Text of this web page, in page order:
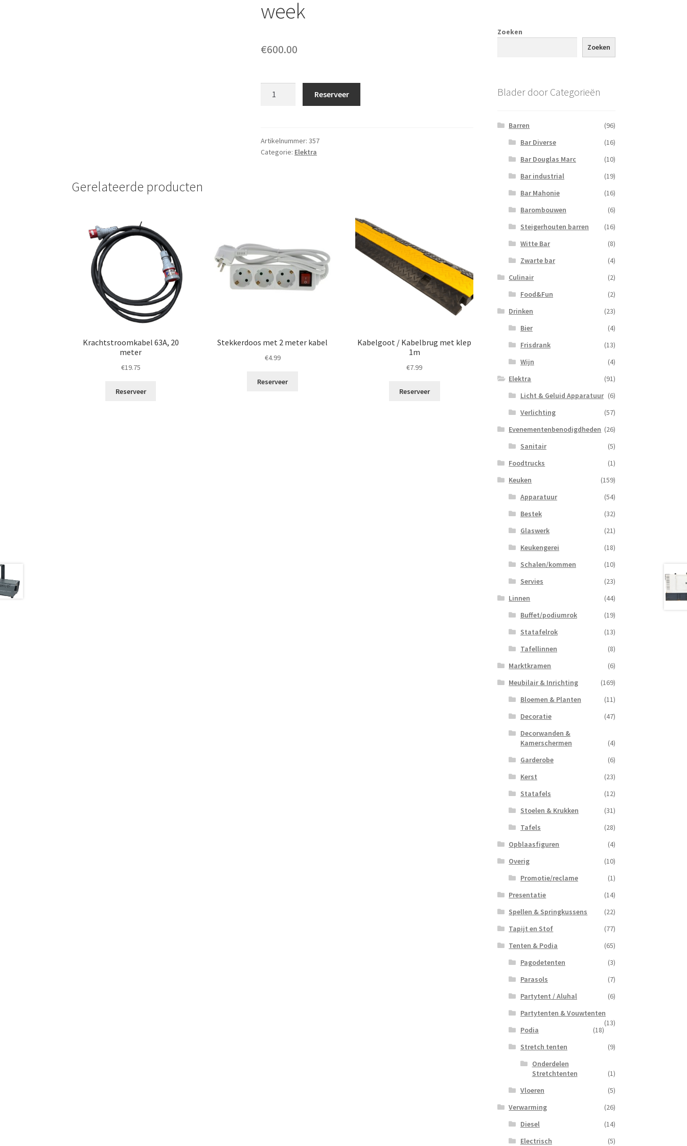
week
€600.00
week
aantal
Reserveer
Artikelnummer:357
Categorie: Elektra
Gerelateerde producten
Krachtstroomkabel 63A, 20
meter
€19.75
Reserveer
Stekkerdoos met 2 meter kabel
€4.99
Reserveer
Kabelgoot / Kabelbrug met klep
1m
€7.99
Reserveer
Zoeken
Zoeken
Blader door Categorieën
Barren
(96)
Bar Diverse
(16)
Bar Douglas Marc
(10)
Bar industrial
(19)
Bar Mahonie
(16)
Barombouwen
(6)
Steigerhouten barren
(16)
Witte Bar
(8)
Zwarte bar
(4)
Culinair
(2)
Food&Fun
(2)
Drinken
(23)
Bier
(4)
Frisdrank
(13)
Wijn
(4)
Elektra
(91)
Licht & Geluid Apparatuur (6)
Verlichting
(57)
Evenementenbenodigdheden (26)
Sanitair
(5)
Foodtrucks
(1)
Keuken
(159)
Apparatuur
(54)
Bestek
(32)
Glaswerk
(21)
Keukengerei
(18)
Schalen/kommen
(10)
Servies
(23)
Linnen
(44)
Buffet/podiumrok
(19)
Statafelrok
(13)
Tafellinnen
(8)
Marktkramen
(6)
Meubilair & Inrichting
(169)
Bloemen & Planten
(11)
Decoratie
(47)
Decorwanden &
Kamerschermen
(4)
Garderobe
(6)
Kerst
(23)
Statafels
(12)
Stoelen & Krukken
(31)
Tafels
(28)
Opblaasfiguren
(4)
Overig
(10)
Promotie/reclame
(1)
Presentatie
(14)
Spellen & Springkussens
(22)
Tapijt en Stof
(77)
Tenten & Podia
(65)
Pagodetenten
(3)
Parasols
(7)
Partytent / Aluhal
(6)
Partytenten & Vouwtenten
(13)
Podia
(18)
Stretch tenten
(9)
Onderdelen
Stretchtenten
(1)
Vloeren
(5)
Verwarming
(26)
Diesel
(14)
Electrisch
(5)